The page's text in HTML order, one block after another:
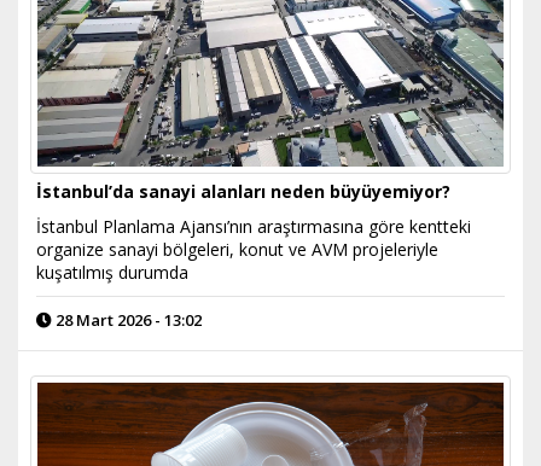
İstanbul’da sanayi alanları neden büyüyemiyor?
İstanbul Planlama Ajansı’nın araştırmasına göre kentteki
organize sanayi bölgeleri, konut ve AVM projeleriyle
kuşatılmış durumda
28 Mart 2026 - 13:02